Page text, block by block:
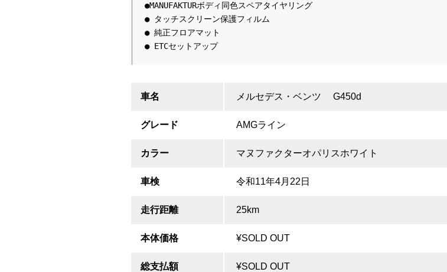
●MANUFAKTURボディ同色スペアタイヤリング
● タッチスクリーン保護フィルム
● 純正フロアマット
● ETCセットアップ
車名 メルセデス・ベンツ G450d
グレード AMGライン
カラー マヌファクターオパリスホワイト
車検 令和11年4月22日
走行距離 25km
本体価格 ¥SOLD OUT
総支払額 ¥SOLD OUT